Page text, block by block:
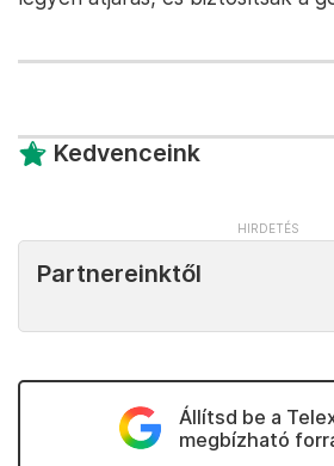
Kedvenceink
Partnereinktől
Állítsd be a
megbízható